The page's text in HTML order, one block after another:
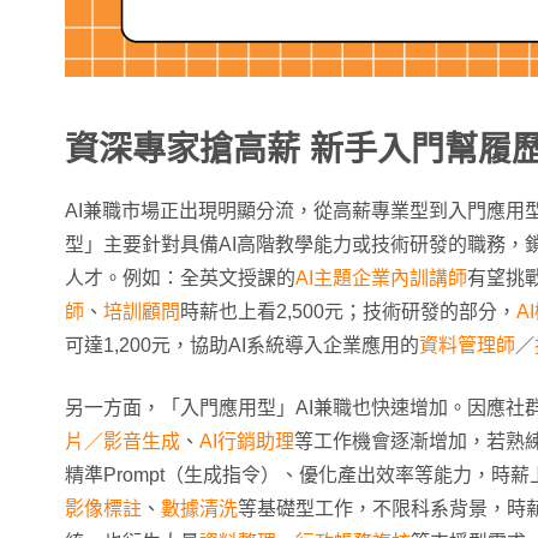
資深專家搶高薪 新手入門幫履
AI兼職市場正出現明顯分流，從高薪專業型到入門應用
型」主要針對具備AI高階教學能力或技術研發的職務，
人才。例如：全英文授課的AI主題企業內訓講師有望挑
師 、 培訓顧問 時薪也上看2,500元；技術研發的部分， AI
可達1,200元，協助AI系統導入企業應用的資料管理師 ／
另一方面，「入門應用型」AI兼職也快速增加。因應社
片／影音生成 、 AI行銷助理等工作機會逐漸增加，若熟
精準Prompt（生成指令）、優化產出效率等能力，時薪
影像標註 、 數據清洗等基礎型工作，不限科系背景，時